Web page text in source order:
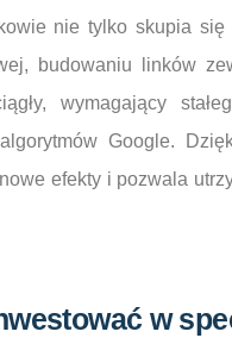
nie tylko skupia
budowaniu linków
wymagający
Google.
efekty i pozwala
w